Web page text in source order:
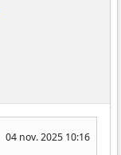
04 nov. 2025 10:16